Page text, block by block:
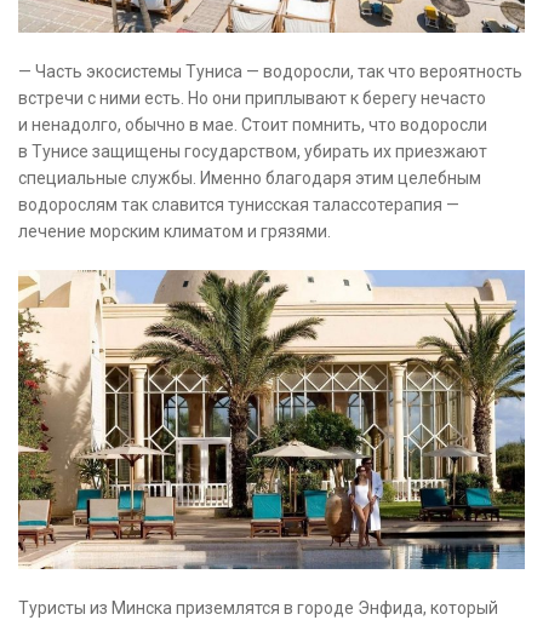
— Часть экосистемы Туниса — водоросли, так что вероятность
встречи с ними есть. Но они приплывают к берегу нечасто
и ненадолго, обычно в мае. Стоит помнить, что водоросли
в Тунисе защищены государством, убирать их приезжают
специальные службы. Именно благодаря этим целебным
водорослям так славится тунисская талассотерапия —
лечение морским климатом и грязями.
Туристы из Минска приземлятся в городе Энфида, который